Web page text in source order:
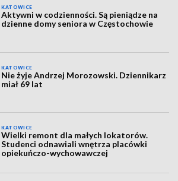
KATOWICE
Aktywni w codzienności. Są pieniądze na
dzienne domy seniora w Częstochowie
KATOWICE
Nie żyje Andrzej Morozowski. Dziennikarz
miał 69 lat
KATOWICE
Wielki remont dla małych lokatorów.
Studenci odnawiali wnętrza placówki
opiekuńczo-wychowawczej